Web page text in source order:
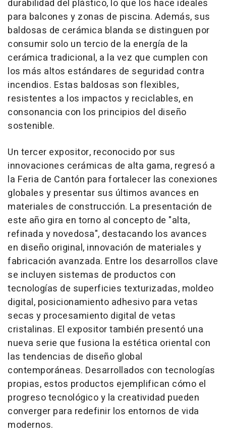
durabilidad del plástico, lo que los hace ideales
para balcones y zonas de piscina. Además, sus
baldosas de cerámica blanda se distinguen por
consumir solo un tercio de la energía de la
cerámica tradicional, a la vez que cumplen con
los más altos estándares de seguridad contra
incendios. Estas baldosas son flexibles,
resistentes a los impactos y reciclables, en
consonancia con los principios del diseño
sostenible.
Un tercer expositor, reconocido por sus
innovaciones cerámicas de alta gama, regresó a
la Feria de Cantón para fortalecer las conexiones
globales y presentar sus últimos avances en
materiales de construcción. La presentación de
este año gira en torno al concepto de "alta,
refinada y novedosa", destacando los avances
en diseño original, innovación de materiales y
fabricación avanzada. Entre los desarrollos clave
se incluyen sistemas de productos con
tecnologías de superficies texturizadas, moldeo
digital, posicionamiento adhesivo para vetas
secas y procesamiento digital de vetas
cristalinas. El expositor también presentó una
nueva serie que fusiona la estética oriental con
las tendencias de diseño global
contemporáneas. Desarrollados con tecnologías
propias, estos productos ejemplifican cómo el
progreso tecnológico y la creatividad pueden
converger para redefinir los entornos de vida
modernos.